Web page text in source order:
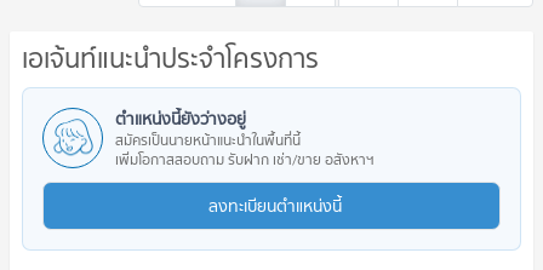
เอเจ้นท์แนะนำประจำโครงการ
ตำแหน่งนี้ยังว่างอยู่
สมัครเป็นนายหน้าแนะนำในพื้นที่นี้
เพิ่มโอกาสสอบถาม รับฝาก เช่า/ขาย อสังหาฯ
ลงทะเบียนตำแหน่งนี้